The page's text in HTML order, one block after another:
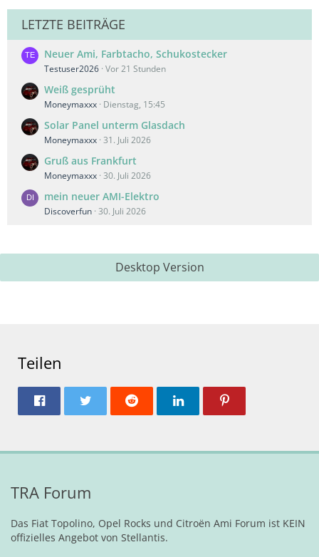
LETZTE BEITRÄGE
Neuer Ami, Farbtacho, Schukostecker
Testuser2026 Vor 21 Stunden
Weiß gesprüht
Moneymaxxx Dienstag, 15:45
Solar Panel unterm Glasdach
Moneymaxxx 31. Juli 2026
Gruß aus Frankfurt
Moneymaxxx 30. Juli 2026
mein neuer AMI-Elektro
Discoverfun 30. Juli 2026
Desktop Version
Teilen
TRA Forum
Das Fiat Topolino, Opel Rocks und Citroën Ami Forum ist KEIN
offizielles Angebot von Stellantis.